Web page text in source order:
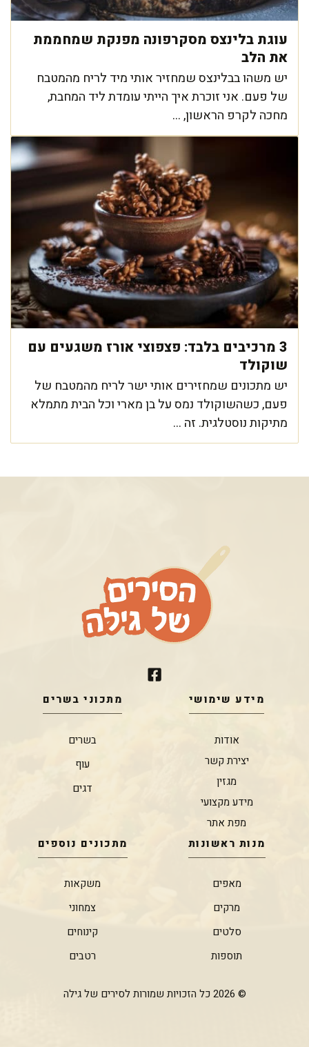
עוגת בלינצס מסקרפונה מפנקת שמחממת
את הלב
יש משהו בבלינצס שמחזיר אותי מיד לריח מהמטבח
של פעם. אני זוכרת איך הייתי עומדת ליד המחבת,
מחכה לקרפ הראשון, ...
3 מרכיבים בלבד: פצפוצי אורז משגעים עם
שוקולד
יש מתכונים שמחזירים אותי ישר לריח מהמטבח של
פעם, כשהשוקולד נמס על בן מארי וכל הבית מתמלא
מתיקות נוסטלגית. זה ...
מידע שימושי
אודות
יצירת קשר
מגזין
מידע מקצועי
מפת אתר
מתכוני בשרים
בשרים
עוף
דגים
מנות ראשונות
מאפים
מרקים
סלטים
תוספות
מתכונים נוספים
משקאות
צמחוני
קינוחים
רטבים
© 2026 כל הזכויות שמורות לסירים של גילה